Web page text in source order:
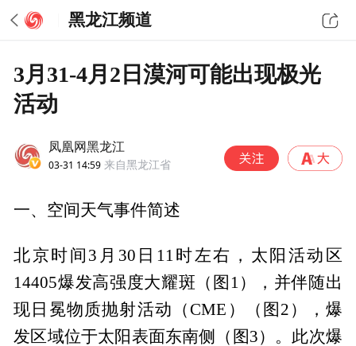
黑龙江频道
3月31-4月2日漠河可能出现极光
活动
凤凰网黑龙江
03-31 14:59 来自黑龙江省
一、空间天气事件简述
北京时间3月30日11时左右，太阳活动区
14405爆发高强度大耀斑（图1），并伴随出
现日冕物质抛射活动（CME）（图2），爆
发区域位于太阳表面东南侧（图3）。此次爆